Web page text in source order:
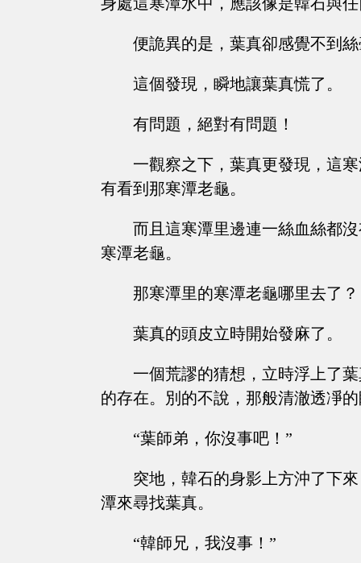
便詭異的是，葉真卻感覺不到
這個發現，瞬地讓葉真慌了。
有問題，絕對有問題！
一觀察之下，葉真更發現，這
有看到那寒潭老龜。
而且這寒潭里邊連一絲血絲都
寒潭老龜。
那寒潭里的寒潭老龜哪里去了？
葉真的頭皮立時開始發麻了。
一個荒謬的猜想，立時浮上了
的存在。別的不說，那般清澈透凈
“葉師弟，你沒事吧！”
突地，韓石的身影上方沖了下
潭來尋找葉真。
“韓師兄，我沒事！”